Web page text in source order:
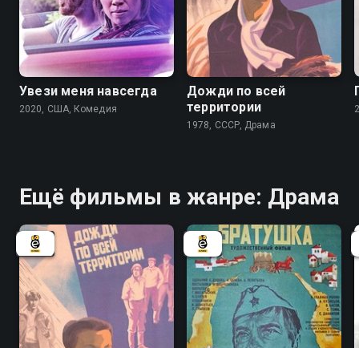
Увези меня навсегда
2020, США, Комедия
Дожди по всей
территории
1978, СССР, Драма
Ещё фильмы в жанре: Драма